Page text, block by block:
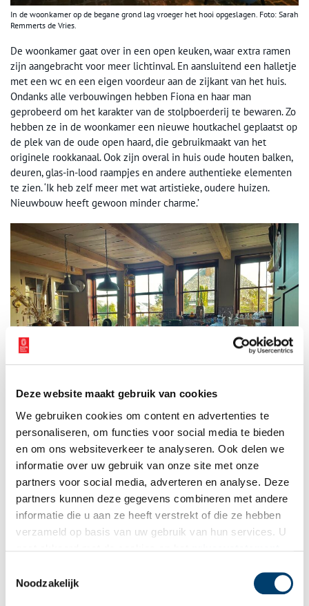
Deze website maakt gebruik van cookies
We gebruiken cookies om content en advertenties te
personaliseren, om functies voor social media te bieden
en om ons websiteverkeer te analyseren. Ook delen we
informatie over uw gebruik van onze site met onze
partners voor social media, adverteren en analyse. Deze
partners kunnen deze gegevens combineren met andere
informatie die u aan ze heeft verstrekt of die ze hebben
verzameld op basis van uw gebruik van hun services. U
Noodzakelijk
In de woonkamer op de begane grond lag vroeger het hooi opgeslagen. Foto: Sarah
Remmerts de Vries.
De woonkamer gaat over in een open keuken, waar extra ramen
zijn aangebracht voor meer lichtinval. En aansluitend een halletje
met een wc en een eigen voordeur aan de zijkant van het huis.
Ondanks alle verbouwingen hebben Fiona en haar man
geprobeerd om het karakter van de stolpboerderij te bewaren. Zo
hebben ze in de woonkamer een nieuwe houtkachel geplaatst op
de plek van de oude open haard, die gebruikmaakt van het
originele rookkanaal. Ook zijn overal in huis oude houten balken,
deuren, glas-in-lood raampjes en andere authentieke elementen
te zien. ‘Ik heb zelf meer met wat artistieke, oudere huizen.
Nieuwbouw heeft gewoon minder charme.’
In de keuken zijn extra ramen aangebracht voor meer licht. Foto: Fiona Mesman.
Wol van de zaak
Eén van de ruime slaapkamers op de eerste verdieping gebruikt
Fiona momenteel als atelier voor haar kleine onderneming. Het
ligt er vol met stapels wollen kleding, klaar voor de verkoop. ‘Toen
een jaar geleden begon ze met het verkopen van wollen truien
via Facebook. Dat liep zo goed, dat ze haar eigen Instagrampagina